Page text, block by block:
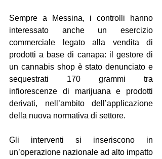
Sempre a Messina, i controlli hanno
interessato anche un esercizio
commerciale legato alla vendita di
prodotti a base di canapa: il gestore di
un cannabis shop è stato denunciato e
sequestrati 170 grammi tra
infiorescenze di marijuana e prodotti
derivati, nell’ambito dell’applicazione
della nuova normativa di settore.
Gli interventi si inseriscono in
un’operazione nazionale ad alto impatto